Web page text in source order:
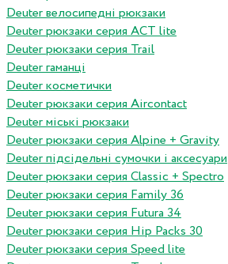
Deuter велосипедні рюкзаки
Deuter рюкзаки серия ACT lite
Deuter рюкзаки серия Trail
Deuter гаманці
Deuter косметички
Deuter рюкзаки серия Aircontact
Deuter міські рюкзаки
Deuter рюкзаки серия Alpine + Gravity
Deuter підсідельні сумочки і аксесуари
Deuter рюкзаки серия Classic + Spectro
Deuter рюкзаки серия Family 36
Deuter рюкзаки серия Futura 34
Deuter рюкзаки серия Hip Packs 30
Deuter рюкзаки серия Speed lite